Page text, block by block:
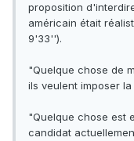
proposition
américain était
9'33'').
"Quelque chose de
ils veulent imposer
"Quelque chose est
candidat